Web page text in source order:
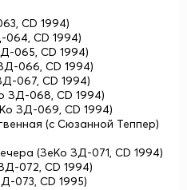
CD 1994)
CD 1994)
065, CD 1994)
066, CD 1994)
067, CD 1994)
ЗД-068, CD 1994)
ЗД-069, CD 1994)
(с Сюзанной Теппер)
(ЗеКо ЗД-071, CD 1994)
072, CD 1994)
073, CD 1995)